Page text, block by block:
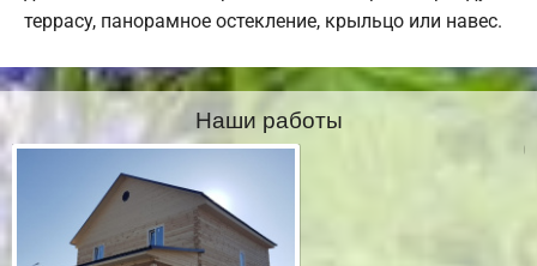
террасу, панорамное остекление, крыльцо или навес.
Наши работы